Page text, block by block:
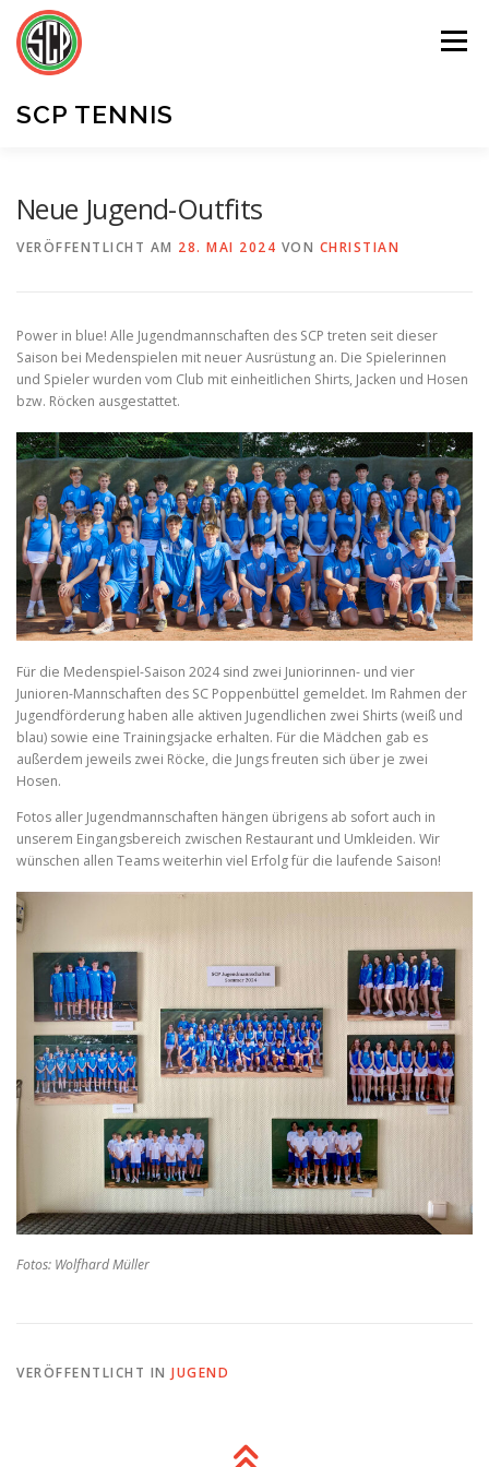
Inhalt
springen
SCP TENNIS
Menü
Neue Jugend-Outfits
VERÖFFENTLICHT AM 28. MAI 2024 VON CHRISTIAN
Power in blue! Alle Jugendmannschaften des SCP treten seit dieser
Saison bei Medenspielen mit neuer Ausrüstung an. Die Spielerinnen
und Spieler wurden vom Club mit einheitlichen Shirts, Jacken und Hosen
bzw. Röcken ausgestattet.
Für die Medenspiel-Saison 2024 sind zwei Juniorinnen- und vier
Junioren-Mannschaften des SC Poppenbüttel gemeldet. Im Rahmen der
Jugendförderung haben alle aktiven Jugendlichen zwei Shirts (weiß und
blau) sowie eine Trainingsjacke erhalten. Für die Mädchen gab es
außerdem jeweils zwei Röcke, die Jungs freuten sich über je zwei
Hosen.
Fotos aller Jugendmannschaften hängen übrigens ab sofort auch in
unserem Eingangsbereich zwischen Restaurant und Umkleiden. Wir
wünschen allen Teams weiterhin viel Erfolg für die laufende Saison!
Fotos: Wolfhard Müller
VERÖFFENTLICHT IN JUGEND